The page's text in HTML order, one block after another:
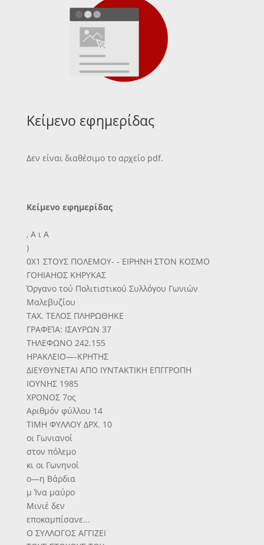
Κείμενο εφημερίδας
Δεν είναι διαθέσιμο το αρχείο pdf.
Κείμενο εφημερίδας
, Α ι Α
)
0X1 ΣΤΟΥΣ ΠΟΛΕΜΟΥ- - ΕΙΡΗΝΗ ΣΤΟΝ ΚΟΣΜΟ
ΓΟΗΙΑΗΟΣ ΚΗΡΥΚΑΣ
Όργανο τού Πολιτιστικού Συλλόγου Γωνιών
Μαλεβυζίου
ΤΑΧ. ΤΕΛΟΣ ΠΛΗΡΩΘΗΚΕ
ΓΡΑΦΕΊΑ: ΙΣΑΥΡΩΝ 37
ΤΗΛΕΦΩΝΟ 242.155
ΗΡΑΚΛΕΙΟ—-ΚΡΗΤΗΣ
ΔΙΕΥΘΥΝΕΤΑΙ ΑΠΟ ΙΥΝΤΑΚΤΙΚΗ ΕΠΓΓΡΟΠΗ
ΙΟΥΝΗΣ 1985
ΧΡΟΝΟΣ 7ος
Αριθμόν φύλλου 14
ΤΙΜΗ ΦΥΛΛΟΥ ΔΡΧ. 10
οι Γωνιανοί
στον πόλεμο
κι οι Γωνηνοί
ο—η Βάρδια
μ Ίνα μαύρο
Μινιέ δεν
εποκαμπίσανε...
Ο ΣΥΛΛΟΓΟΣ ΑΓΓΙΖΕΙ